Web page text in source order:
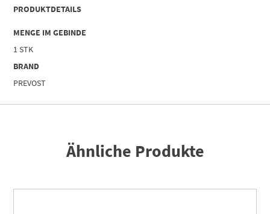
PRODUKTDETAILS
MENGE IM GEBINDE
1 STK
BRAND
PREVOST
Ähnliche Produkte